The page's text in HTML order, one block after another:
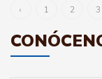
‹ 1 2 3